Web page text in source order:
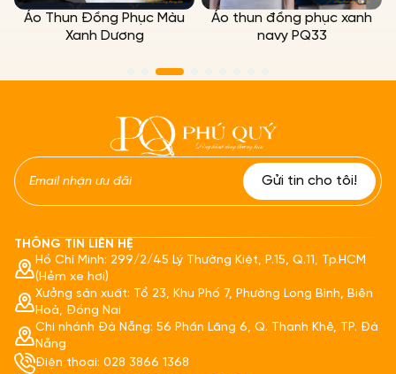
Áo Thun Đồng Phục Màu
Xanh Dương
Áo thun đồng phục xanh
navy PQ33
THÔNG TIN LIÊN HỆ
Hồ Chí Minh: 299/2/45 Lý Thường Kiệt, P.15, Q.11, Tp.HCM
(Hẻm xe hơi)
Xưởng sản xuất: Tổ 23, Khu Phố 7, Phường Long Bình, Biên
Hoà, Đồng Nai
Chi nhánh Đà Nẵng: 56 Phần Lăng 6, Q. Thanh Khê, TP. Đà
Nẵng
Điện thoại: 028 3866 1368